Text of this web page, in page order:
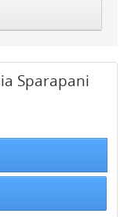
Sparapani